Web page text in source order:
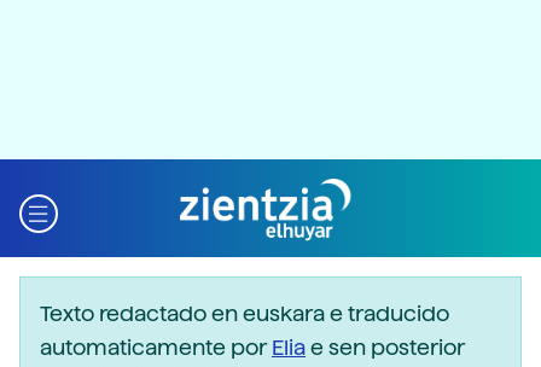
Texto redactado en euskara e traducido
automaticamente porEliae sen posterior